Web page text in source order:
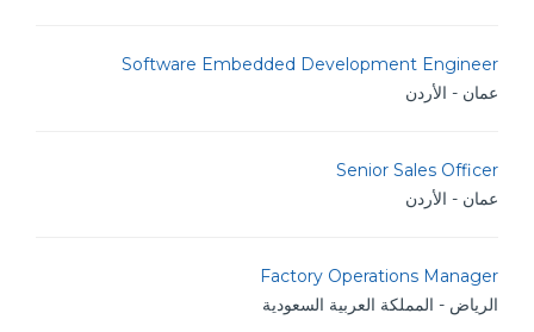
Software Embedded Development Engineer
عمان - الأردن
Senior Sales Officer
عمان - الأردن
Factory Operations Manager
الرياض - المملكة العربية السعودية